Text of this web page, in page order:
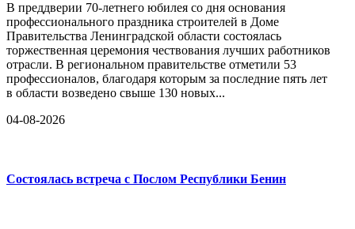
В преддверии 70-летнего юбилея со дня основания
профессионального праздника строителей в Доме
Правительства Ленинградской области состоялась
торжественная церемония чествования лучших работников
отрасли. В региональном правительстве отметили 53
профессионалов, благодаря которым за последние пять лет
в области возведено свыше 130 новых...
04-08-2026
Состоялась встреча с Послом Республики Бенин